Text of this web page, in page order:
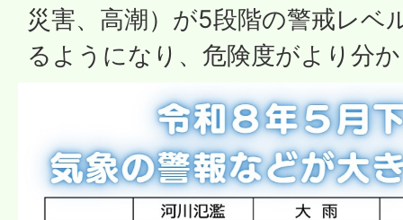
災害、高潮）が5段階の警戒レベ
るようになり、危険度がより分